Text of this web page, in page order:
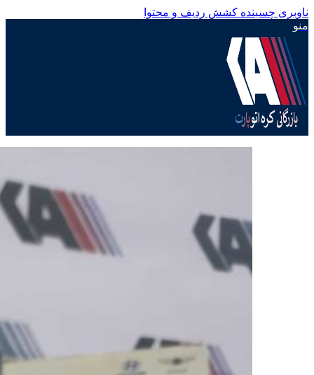
ناوبری چسبنده کشش ردیف و محتوا
منو